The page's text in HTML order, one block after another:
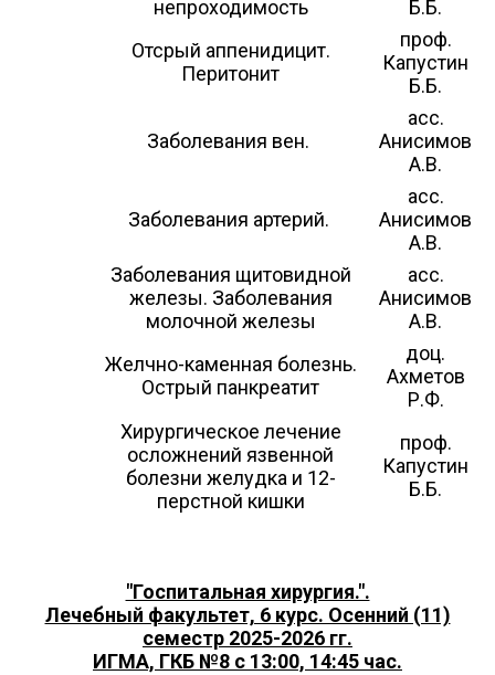
непроходимость
Б.Б.
Отсрый аппенидицит.
Перитонит
проф.
Капустин
Б.Б.
Заболевания вен.
асс.
Анисимов
А.В.
Заболевания артерий.
асс.
Анисимов
А.В.
Заболевания щитовидной
железы. Заболевания
молочной железы
асс.
Анисимов
А.В.
Желчно-каменная болезнь.
Острый панкреатит
доц.
Ахметов
Р.Ф.
Хирургическое лечение
осложнений язвенной
болезни желудка и 12-
перстной кишки
проф.
Капустин
Б.Б.
"Госпитальная хирургия.".
Лечебный факультет, 6 курс. Осенний (11)
семестр 2025-2026 гг.
ИГМА, ГКБ №8 с 13:00, 14:45 час.